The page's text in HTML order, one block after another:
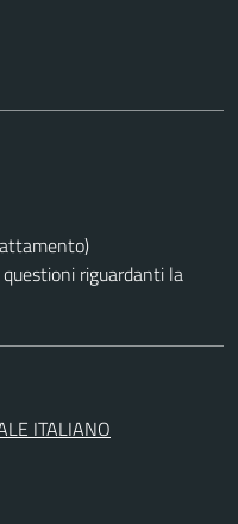
riguardanti la
ITALIANO